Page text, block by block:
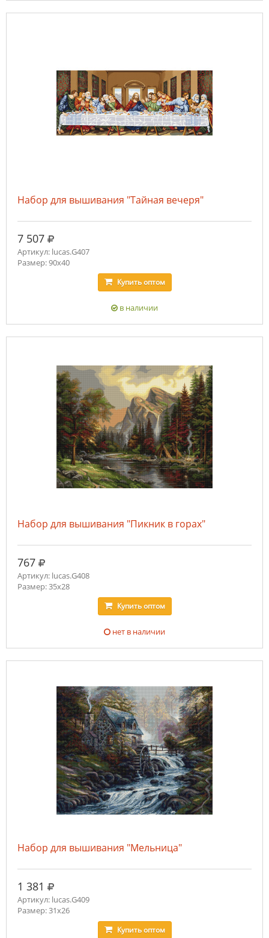
Набор для вышивания "Тайная вечеря"
7 507 руб.
Артикул: lucas.G407
Размер: 90x40
Купитьоптом
в наличии
Набор для вышивания "Пикник в горах"
767 руб.
Артикул: lucas.G408
Размер: 35х28
Купитьоптом
нет в наличии
Набор для вышивания "Мельница"
1 381 руб.
Артикул: lucas.G409
Размер: 31х26
Купитьоптом